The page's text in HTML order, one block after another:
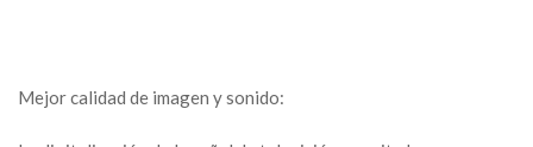
Mejor calidad de imagen y sonido: